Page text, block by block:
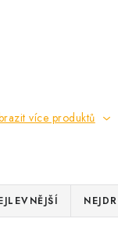
více produktů